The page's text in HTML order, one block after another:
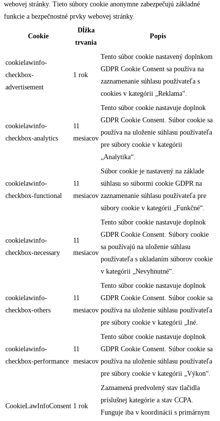
webovej stránky. Tieto súbory cookie anonymne zabezpečujú základné
funkcie a bezpečnostné prvky webovej stránky.
Cookie
Dĺžka
trvania
Popis
cookielawinfo-
checkbox-
advertisement
1 rok
Tento súbor cookie nastavený doplnkom
GDPR Cookie Consent sa používa na
zaznamenanie súhlasu používateľa s
cookies v kategórii „Reklama“.
cookielawinfo-
checkbox-analytics
11
mesiacov
Tento súbor cookie nastavuje doplnok
GDPR Cookie Consent. Súbor cookie sa
používa na uloženie súhlasu používateľa
pre súbory cookie v kategórii
„Analytika“.
cookielawinfo-
checkbox-functional
11
mesiacov
Súbor cookie je nastavený na základe
súhlasu so súbormi cookie GDPR na
zaznamenanie súhlasu používateľa pre
súbory cookie v kategórii „Funkčné“.
cookielawinfo-
checkbox-necessary
11
mesiacov
Tento súbor cookie nastavuje doplnok
GDPR Cookie Consent. Súbory cookie
sa používajú na uloženie súhlasu
používateľa s ukladaním súborov cookie
v kategórii „Nevyhnutné“.
cookielawinfo-
checkbox-others
11
mesiacov
Tento súbor cookie nastavuje doplnok
GDPR Cookie Consent. Súbor cookie sa
používa na uloženie súhlasu používateľa
pre súbory cookie v kategórii „Iné.
cookielawinfo-
checkbox-performance
11
mesiacov
Tento súbor cookie nastavuje doplnok
GDPR Cookie Consent. Súbor cookie sa
používa na uloženie súhlasu používateľa
pre súbory cookie v kategórii „Výkon“.
CookieLawInfoConsent 1 rok
Zaznamená predvolený stav tlačidla
príslušnej kategórie a stav CCPA.
Funguje iba v koordinácii s primárnym